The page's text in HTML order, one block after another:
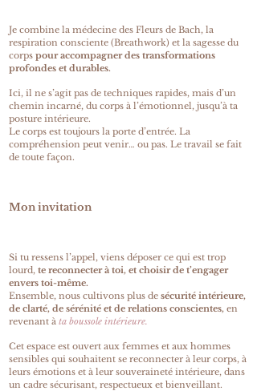
Je combine la médecine des Fleurs de Bach, la
respiration consciente (Breathwork) et la sagesse du
corps pour accompagner des transformations
profondes et durables.
Ici, il ne s’agit pas de techniques rapides, mais d’un
chemin incarné, du corps à l’émotionnel, jusqu’à ta
posture intérieure.
Le corps est toujours la porte d’entrée. La
compréhension peut venir… ou pas. Le travail se fait
de toute façon.
Mon invitation
Si tu ressens l’appel, viens déposer ce qui est trop
lourd, te reconnecter à toi, et choisir de t’engager
envers toi-même.
Ensemble, nous cultivons plus de sécurité intérieure,
de clarté, de sérénité et de relations conscientes, en
revenant à ta boussole intérieure.
Cet espace est ouvert aux femmes et aux hommes
sensibles qui souhaitent se reconnecter à leur corps, à
leurs émotions et à leur souveraineté intérieure, dans
un cadre sécurisant, respectueux et bienveillant.